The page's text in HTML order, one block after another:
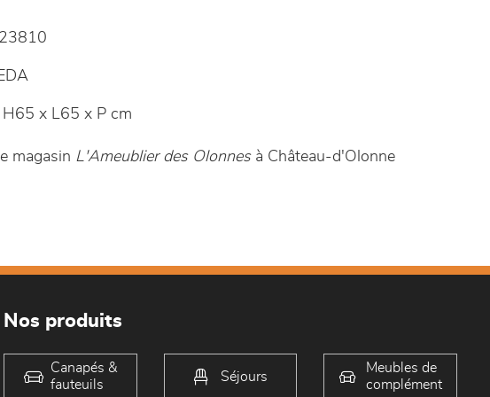
23810
H65 x L65 x P cm
magasin L'Ameublier des Olonnesà Château-d'Olonne
Nos produits
Canapés &
fauteuils
Séjours
Meubles de
complément